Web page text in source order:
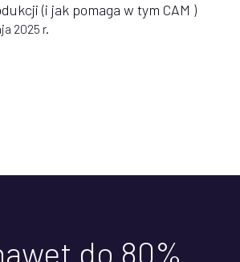
(i jak pomaga w tym CAM )
2025 r.
do 80%